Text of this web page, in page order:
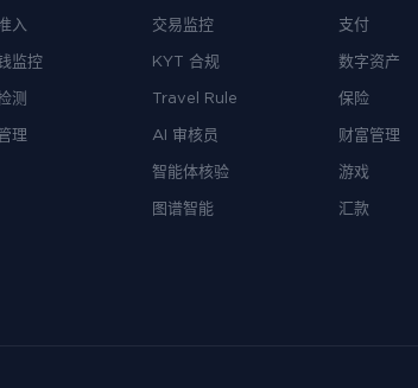
入
监控
测
理
交易监控
KYT 合规
Travel Rule
AI 审核员
智能体核验
图谱智能
支付
数字资产
保险
财富管理
游戏
汇款